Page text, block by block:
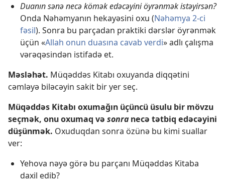
Duanın sənə necə kömək edəcəyini öyrənmək istəyirsən?
Onda Nəhəmyanın hekayəsini oxu (Nəhəmya 2-ci
fəsil). Sonra bu parçadan praktiki dərslər öyrənmək
üçün «Allah onun duasına cavab verdi» adlı çalışma
vərəqəsindən istifadə et.
Məsləhət. Müqəddəs Kitabı oxuyanda diqqətini
cəmləyə biləcəyin sakit bir yer seç.
Müqəddəs Kitabı oxumağın üçüncü üsulu bir mövzu
seçmək, onu oxumaq və sonranecə tətbiq edəcəyini
düşünmək. Oxuduqdan sonra özünə bu kimi suallar
ver:
Yehova nəyə görə bu parçanı Müqəddəs Kitaba
daxil edib?